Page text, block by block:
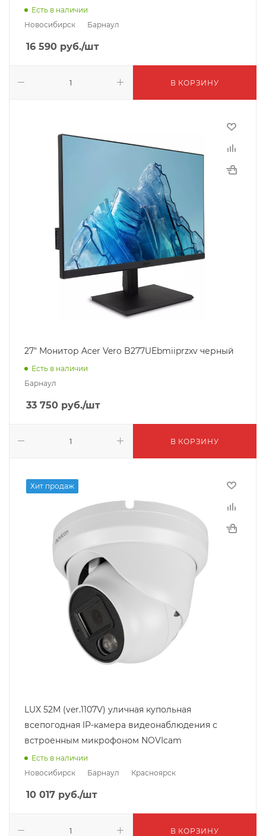
Есть в наличии
Новосибирск
Барнаул
16 590 руб./шт
В КОРЗИНУ
27" Монитор Acer Vero B277UEbmiiprzxv черный
Есть в наличии
Барнаул
33 750 руб./шт
В КОРЗИНУ
Хит продаж
LUX 52M (ver.1107V) уличная купольная
всепогодная IP-камера видеонаблюдения с
встроенным микрофоном NOVIcam
Есть в наличии
Новосибирск
Барнаул Красноярск
10 017 руб./шт
В КОРЗИНУ